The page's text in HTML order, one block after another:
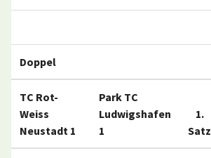
Doppel
TC Rot-
Weiss
Neustadt 1
Park TC
Ludwigshafen
1
1.
Satz